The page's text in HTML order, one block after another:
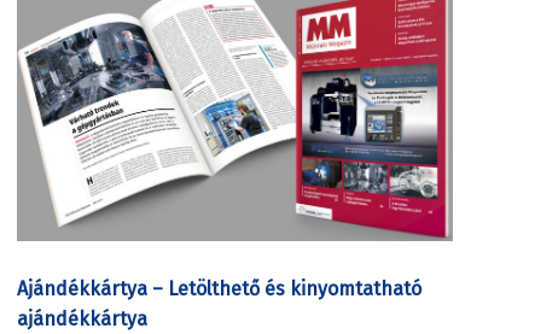
Ajándékkártya – Letölthető és kinyomtatható
ajándékkártya